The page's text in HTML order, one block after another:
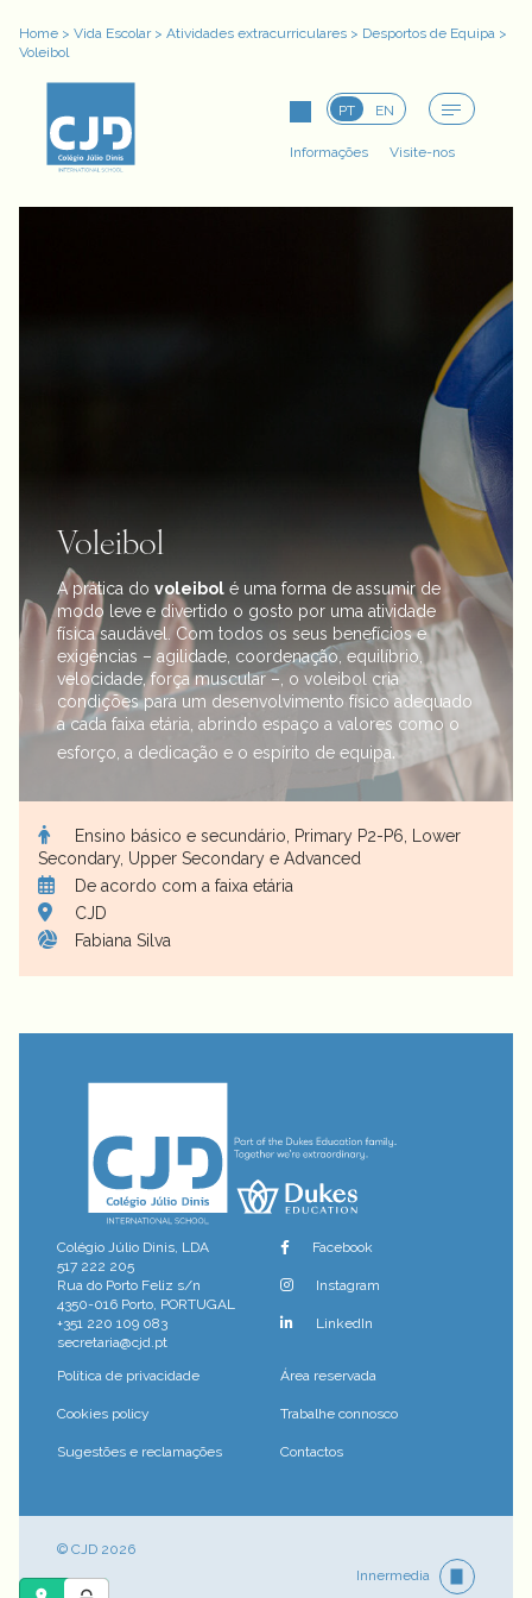
Home > Vida Escolar> Atividades extracurriculares > Desportos de Equipa >
Voleibol
PT EN
Informações Visite-nos
Voleibol
A prática do voleibol é uma forma de assumir de
modo leve e divertido o gosto por uma atividade
física saudável. Com todos os seus benefícios e
exigências – agilidade, coordenação, equilíbrio,
velocidade, força muscular –, o voleibol cria
condições para um desenvolvimento físico adequado
a cada faixa etária, abrindo espaço a valores como o
esforço, a dedicação e o espírito de equipa.
Ensino básico e secundário, Primary P2-P6, Lower
Secondary, Upper Secondary e Advanced
De acordo com a faixa etária
CJD
Fabiana Silva
Colégio Júlio Dinis, LDA
517 222 205
Rua do Porto Feliz s/n
4350-016 Porto, PORTUGAL
+351 220 109 083
secretaria@cjd.pt
Facebook
Instagram
LinkedIn
Política de privacidade
Cookies policy
Sugestões e reclamações
Área reservada
Trabalhe connosco
Contactos
© CJD 2026
Innermedia